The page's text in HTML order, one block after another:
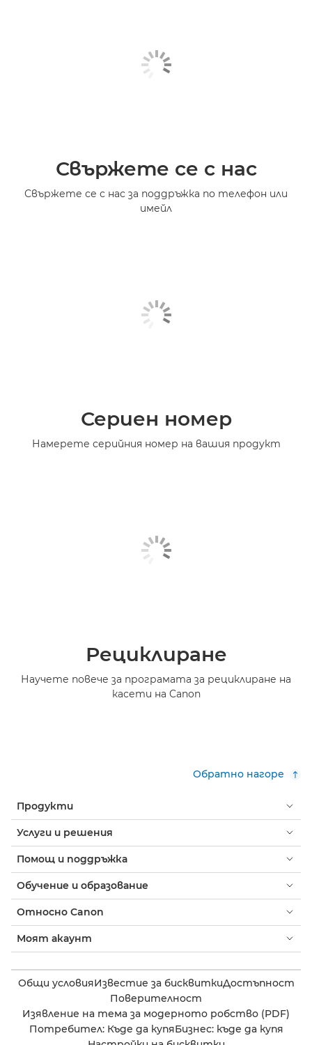
Свържете се с нас
Свържете се с нас за поддръжка по телефон или
имейл
Сериен номер
Намерете серийния номер на вашия продукт
Рециклиране
Научете повече за програмата за рециклиране на
касети на Canon
Обратно нагоре
Продукти
Услуги и решения
Помощ и поддръжка
Обучение и образование
Относно Canon
Моят акаунт
Общи условияИзвестие за бисквиткиДостъпност
Поверителност
Изявление на тема за модерното робство (PDF)
Потребител: Къде да купяБизнес: къде да купя